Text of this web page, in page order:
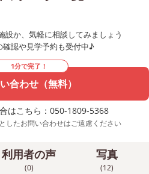
設か、気軽に相談してみましょう
確認や見学予約も受付中♪
1分で完了！
合わせ（無料）
はこちら：050-1809-5368
したお問い合わせはご遠慮ください
利用者の声
(0)
写真
(12)